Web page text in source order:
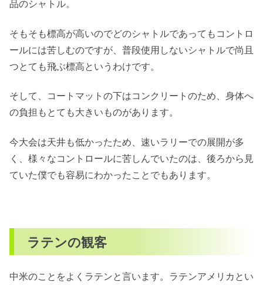
品のシャトル。
そもそも標高が高いのでどのシャトルであってもコントロ
ールには苦しむのですが、普段使用しないシャトルで尚且
つとても飛ぶ標高というわけです。
そして、コートマットの下はコンクリートのため、身体へ
の負担もとても大きいものがあります。
今大会は天井も低かったため、速いラリーでの展開が多
く、様々なコントロールに苦しんでいたのは、後ろから見
ていた僕でも容易にわかったことでもあります。
ラテンの観客
中米のことをよくラテンと言います。ラテンアメリカとい